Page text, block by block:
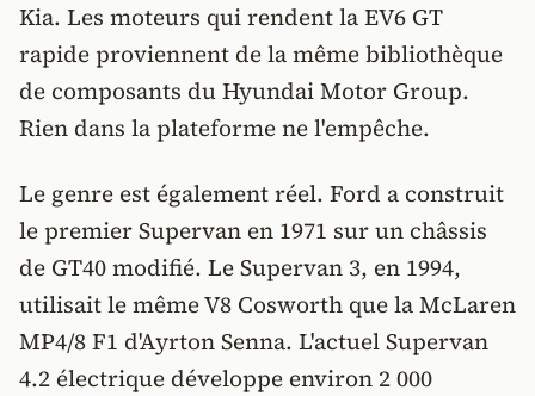
Kia. Les moteurs qui rendent la EV6 GT
rapide proviennent de la même bibliothèque
de composants du Hyundai Motor Group.
Rien dans la plateforme ne l'empêche.
Le genre est également réel. Ford a construit
le premier Supervan en 1971 sur un châssis
de GT40 modifié. Le Supervan 3, en 1994,
utilisait le même V8 Cosworth que la McLaren
MP4/8 F1 d'Ayrton Senna. L'actuel Supervan
4.2 électrique développe environ 2 000